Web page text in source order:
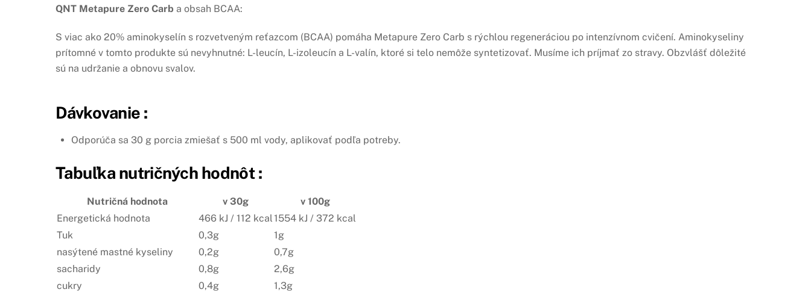
QNT Metapure Zero Carb a obsah BCAA:
S viac ako 20% aminokyselín s rozvetveným reťazcom (BCAA) pomáha Metapure Zero Carb s rýchlou regeneráciou po intenzívnom cvičení. Aminokyseliny
prítomné v tomto produkte sú nevyhnutné: L-leucín, L-izoleucín a L-valín, ktoré si telo nemôže syntetizovať. Musíme ich príjmať zo stravy. Obzvlášť dôležité
sú na udržanie a obnovu svalov.
Dávkovanie :
Odporúča sa 30 g porcia zmiešať s 500 ml vody, aplikovať podľa potreby.
Tabuľka nutričných hodnôt :
Nutričná hodnota v 30g
v 100g
Energetická hodnota
466 kJ / 112 kcal1554 kJ / 372 kcal
Tuk
0,3g
1g
nasýtené mastné kyseliny
0,2g
0,7g
sacharidy
0,8g
2,6g
cukry
0,4g
1,3g